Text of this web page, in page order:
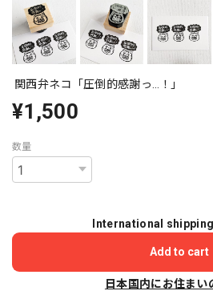
関西弁ネコ「圧倒的感謝っ…！」
¥1,500
数量
International
Add to cart
日本国内にお住まい